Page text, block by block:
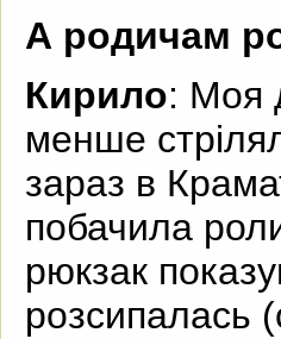
А родичам
Кирило: Моя
менше
зараз в
побачила
рюкзак
розсипалась